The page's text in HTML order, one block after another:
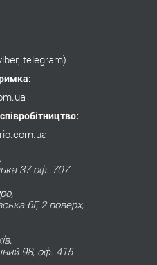
telegram)
37 оф. 707
6Г, 2 поверх,
98, оф. 415